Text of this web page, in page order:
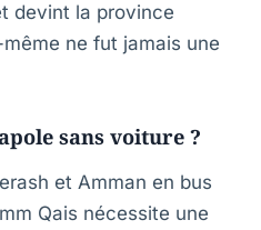
devint la province
même ne fut jamais une
sans voiture ?
et Amman en bus
Qais nécessite une